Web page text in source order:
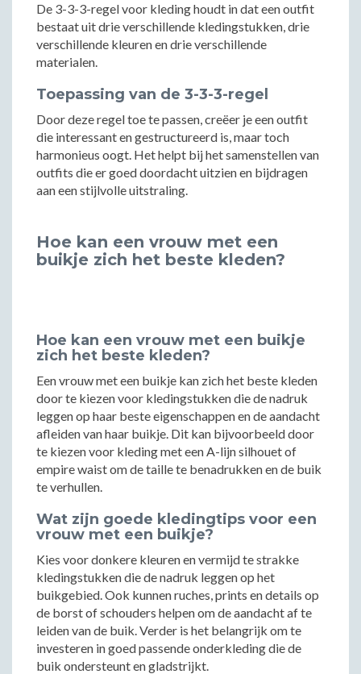
De 3-3-3-regel voor kleding houdt in dat een outfit
bestaat uit drie verschillende kledingstukken, drie
verschillende kleuren en drie verschillende
materialen.
Toepassing van de 3-3-3-regel
Door deze regel toe te passen, creëer je een outfit
die interessant en gestructureerd is, maar toch
harmonieus oogt. Het helpt bij het samenstellen van
outfits die er goed doordacht uitzien en bijdragen
aan een stijlvolle uitstraling.
Hoe kan een vrouw met een
buikje zich het beste kleden?
Hoe kan een vrouw met een buikje
zich het beste kleden?
Een vrouw met een buikje kan zich het beste kleden
door te kiezen voor kledingstukken die de nadruk
leggen op haar beste eigenschappen en de aandacht
afleiden van haar buikje. Dit kan bijvoorbeeld door
te kiezen voor kleding met een A-lijn silhouet of
empire waist om de taille te benadrukken en de buik
te verhullen.
Wat zijn goede kledingtips voor een
vrouw met een buikje?
Kies voor donkere kleuren en vermijd te strakke
kledingstukken die de nadruk leggen op het
buikgebied. Ook kunnen ruches, prints en details op
de borst of schouders helpen om de aandacht af te
leiden van de buik. Verder is het belangrijk om te
investeren in goed passende onderkleding die de
buik ondersteunt en gladstrijkt.